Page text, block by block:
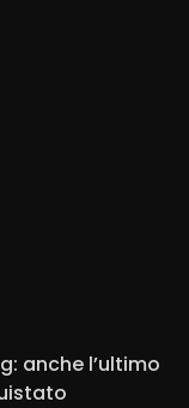
anche l’ultimo